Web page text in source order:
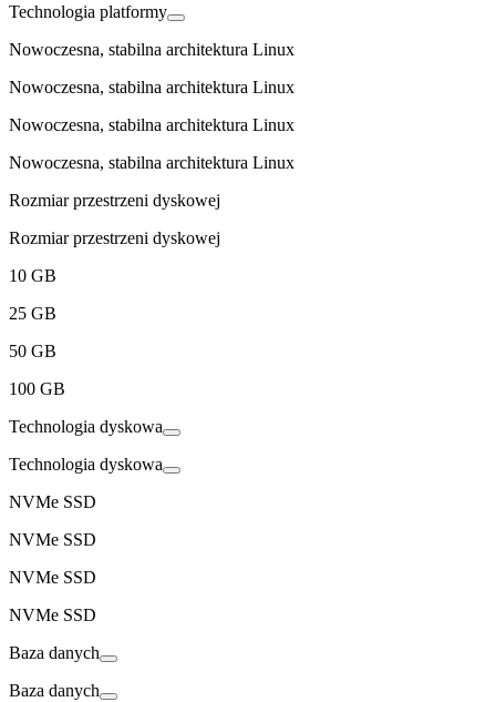
Technologia platformy
Nowoczesna, stabilna architektura Linux
Nowoczesna, stabilna architektura Linux
Nowoczesna, stabilna architektura Linux
Nowoczesna, stabilna architektura Linux
Rozmiar przestrzeni dyskowej
Rozmiar przestrzeni dyskowej
10 GB
25 GB
50 GB
100 GB
Technologia dyskowa
Technologia dyskowa
NVMe SSD
NVMe SSD
NVMe SSD
NVMe SSD
Baza danych
Baza danych